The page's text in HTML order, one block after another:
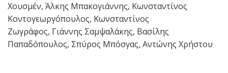
Χουσμέν, Άλκης Μπακογιάννης, Κωνσταντίνος
Κοντογεωργόπουλος, Κωνσταντίνος
Ζωγράφος, Γιάννης Σαμψαλάκης, Βασίλης
Παπαδόπουλος, Σπύρος Μπόσγας, Αντώνης Χρήστου